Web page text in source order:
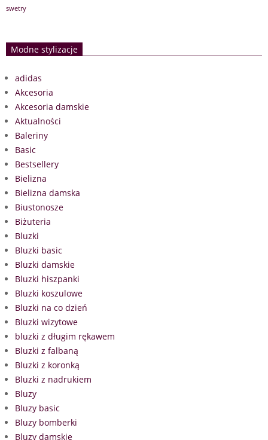
swetry
Modne stylizacje
adidas
Akcesoria
Akcesoria damskie
Aktualności
Baleriny
Basic
Bestsellery
Bielizna
Bielizna damska
Biustonosze
Biżuteria
Bluzki
Bluzki basic
Bluzki damskie
Bluzki hiszpanki
Bluzki koszulowe
Bluzki na co dzień
Bluzki wizytowe
bluzki z długim rękawem
Bluzki z falbaną
Bluzki z koronką
Bluzki z nadrukiem
Bluzy
Bluzy basic
Bluzy bomberki
Bluzy damskie